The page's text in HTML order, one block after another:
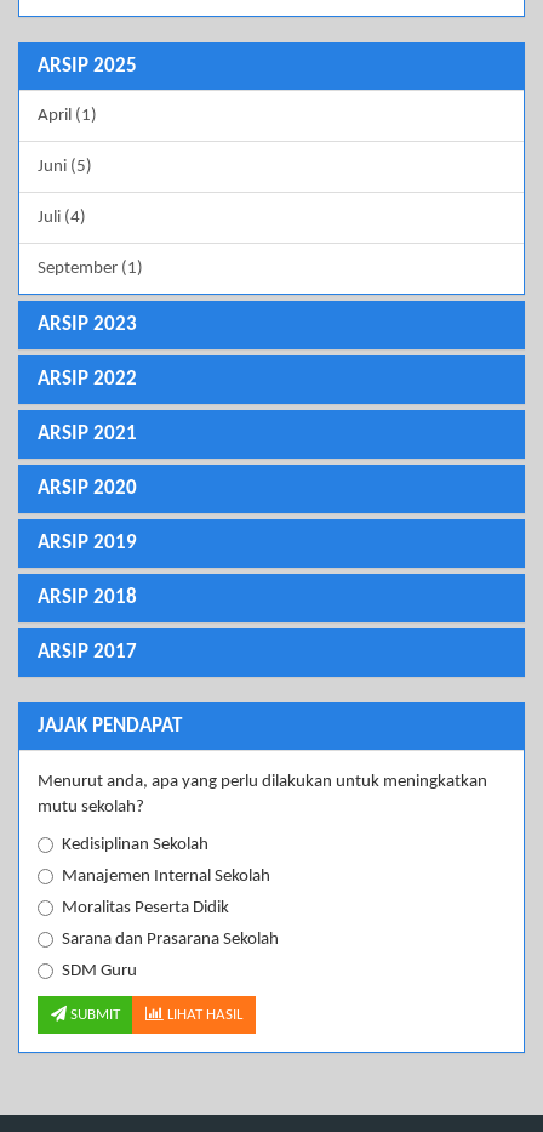
ARSIP 2025
April (1)
Juni (5)
Juli (4)
September (1)
ARSIP 2023
ARSIP 2022
ARSIP 2021
ARSIP 2020
ARSIP 2019
ARSIP 2018
ARSIP 2017
JAJAK PENDAPAT
Menurut anda, apa yang perlu dilakukan untuk meningkatkan
mutu sekolah?
Kedisiplinan Sekolah
Manajemen Internal Sekolah
Moralitas Peserta Didik
Sarana dan Prasarana Sekolah
SDM Guru
SUBMIT LIHAT HASIL